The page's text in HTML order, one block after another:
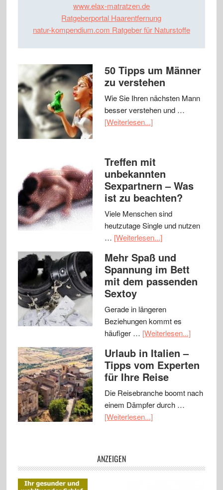
www.elax-matratzen.de
Ratgeberportal Haarentfernung
natur-kompendium.com Ratgeber für Naturstoffe
50 Tipps um Männer
zu verstehen
Wie Sie Ihren nächsten Mann
besser verstehen und …
[Weiterlesen...]
Treffen mit
unbekannten
Sexpartnern – Was
ist zu beachten?
Viele Menschen sind
heutzutage Single und nutzen
… [Weiterlesen...]
Mehr Spaß und
Spannung im Bett
mit dem passenden
Sextoy
Gerade in längeren
Beziehungen kommt es
häufiger … [Weiterlesen...]
Urlaub in Italien –
Tipps vom Experten
für Ihre Reise
Die Reisebranche boomt nach
einem Dämpfer durch …
[Weiterlesen...]
ANZEIGEN